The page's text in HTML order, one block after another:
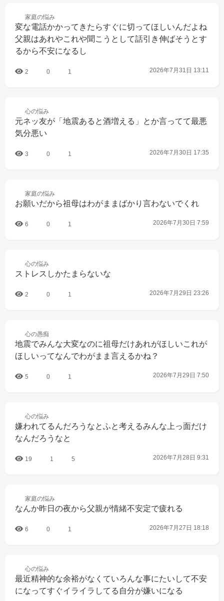
家庭の悩み
変な電話かかってきたらすぐに切ってほしいんだよね
父親はあれやこれや聞こうとして話引き伸ばそうとす
るから不安になるし
2 0 1 2026年7月31日 13:11
心の悩み
元ネッ友が「地震あると酒増える」とか言ってて最悪
気分悪い
3 0 1 2026年7月30日 17:35
家庭の悩み
お願いだから祖母はわがままばかり言わないでくれ
6 0 1 2026年7月30日 7:59
心の悩み
ストレスしかたまらないな
2 0 1 2026年7月29日 23:26
心の愚痴
地震でみんな大変なのに祖母だけあれがほしいこれが
ほしいってなんでわがまま言えるかね？
5 0 1 2026年7月29日 7:50
心の悩み
嫌われてるんだろうなとふと考えるみんな上っ面だけ
なんだろうなと
19 1 5 2026年7月28日 9:31
家庭の悩み
なんか昨日の夜から父親が情緒不安定で疲れる
6 0 1 2026年7月27日 18:18
心の悩み
最近精神的な余裕がなくていろんな事にたいして不安
になってすぐイライラしてる自分が嫌いになる